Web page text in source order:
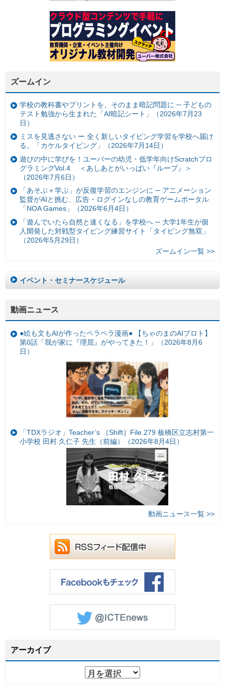
ズームイン
学校の教科書やプリントを、そのまま暗記問題に ─ 子どもの
テスト勉強から生まれた「AI暗記シート」（2026年7月23
日）
ミスを見逃さない ー 全く新しいタイピング学習を学校へ届け
る。「カケルタイピング」（2026年7月14日）
遊びの中に学びを！ユーバーの幼児・低学年向けScratchプロ
グラミングVol.4 ＜あしあとがいっぱい『ループ』＞
（2026年7月6日）
「あそぶ＋学ぶ」が反復学習のエンジンに ─ アニメーション
監督がAIと挑む、広告・ログインなしの教育ゲームポータル
「NOA Games」（2026年6月4日）
「遊んでいたら自然と速くなる」を学校へ ─ 大学1年生が個
人開発した対戦型タイピング練習サイト「タイピング無双」
（2026年5月29日）
ズームイン一覧 >>
イベント・セミナースケジュール
動画ニュース
●絵も文もAIが作ったペラペラ漫画● 【ちゃのまのAIプロト】
第0話「我が家に『理屈』がやってきた！」（2026年8月6
日）
「TDXラジオ」Teacher’s ［Shift］File.279 板橋区立志村第一
小学校 田村 久仁子 先生（前編）（2026年8月4日）
動画ニュース一覧 >>
アーカイブ